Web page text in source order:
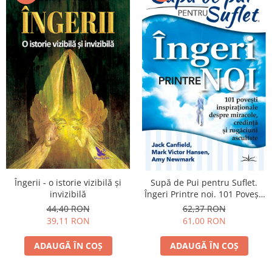
Îngerii - o istorie vizibilă şi
invizibilă
44,40 RON
39,11 RON
ADAUGĂ ÎN COȘ
Supă de Pui pentru Suflet.
Îngeri Printre noi. 101 Povești
inspirationale despre
miracole, credință și
62,37 RON
61,00 RON
ADAUGĂ ÎN COȘ